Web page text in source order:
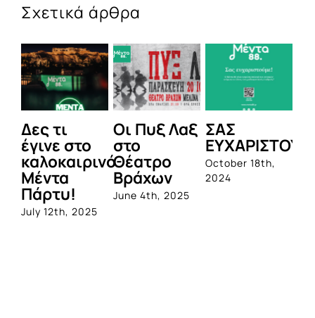
Σχετικά άρθρα
Δες τι
έγινε στο
καλοκαιρινό
Μέντα
Πάρτυ!
July 12th, 2025
Οι Πυξ Λαξ
στο
Θέατρο
Βράχων
June 4th, 2025
ΣΑΣ
October 18th,
2024